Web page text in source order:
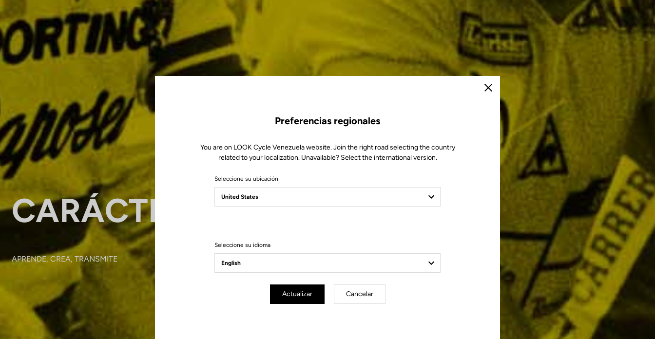
CARÁCTER
APRENDE, CREA, TRANSMITE
Cerrar
Preferencias regionales
You are on LOOK Cycle Venezuela website. Join the right road selecting the country
related to your localization. Unavailable? Select the international version.
Seleccione su ubicación
Seleccione su idioma
Actualizar Cancelar